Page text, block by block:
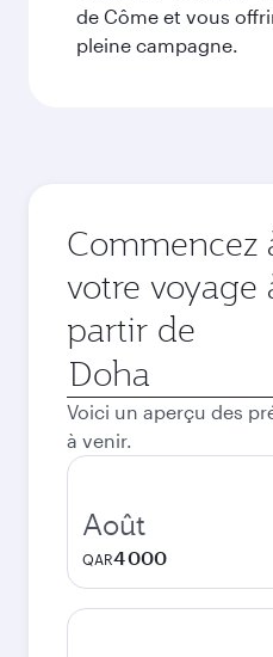
de Côme et vous
pleine campagne.
Commencez
votre voyage
partir de
Ville
de
départ
Voici un aperçu des
à venir.
Août
QAR4 000